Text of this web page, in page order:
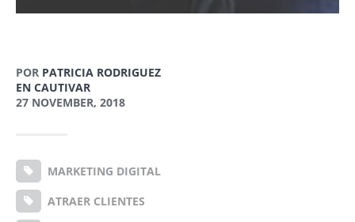
POR PATRICIA RODRIGUEZ
EN CAUTIVAR
27 NOVEMBER, 2018
MARKETING DIGITAL
ATRAER CLIENTES